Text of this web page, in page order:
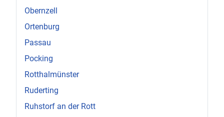
Obernzell
Ortenburg
Passau
Pocking
Rotthalmünster
Ruderting
Ruhstorf an der Rott